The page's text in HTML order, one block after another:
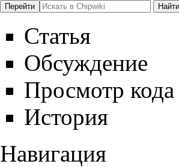
Статья
Обсуждение
Просмотр кода
История
Навигация